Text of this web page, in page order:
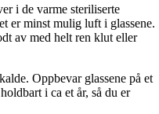
i de varme steriliserte
er minst mulig luft i glassene.
av med helt ren klut eller
Oppbevar glassene på et
i ca et år, så du er